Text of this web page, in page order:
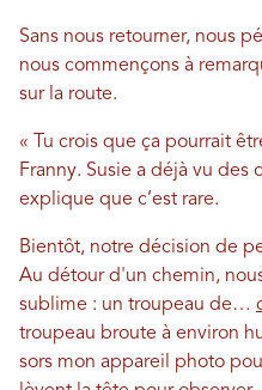
Sans nous retourner, nous
nous commençons à
sur la route.
« Tu crois que ça pourrait
Franny. Susie a déjà vu des
explique que c’est rare.
Bientôt, notre décision de
Au détour d'un chemin,
sublime : un troupeau de…
troupeau broute à environ
sors mon appareil photo